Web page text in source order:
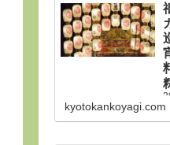
kyotokankoyagi.com